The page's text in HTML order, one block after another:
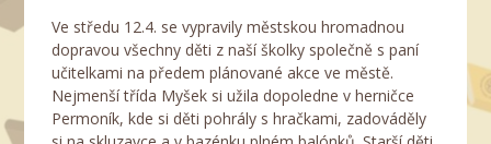
Ve středu 12.4. se vypravily městskou hromadnou
dopravou všechny děti z naší školky společně s paní
učitelkami na předem plánované akce ve městě.
Nejmenší třída Myšek si užila dopoledne v herničce
Permoník, kde si děti pohrály s hračkami, zadováděly